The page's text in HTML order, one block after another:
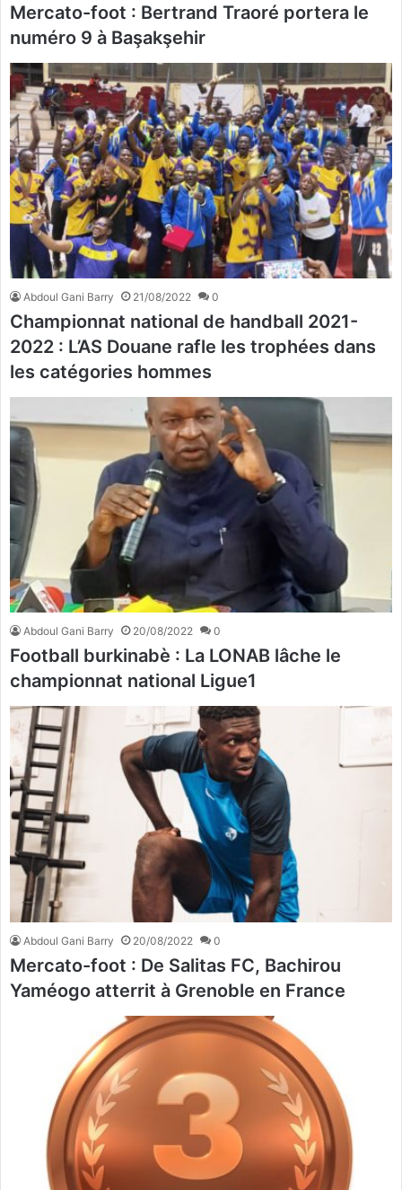
Mercato-foot : Bertrand Traoré portera le
numéro 9 à Başakşehir
Abdoul Gani Barry 21/08/2022 0
Championnat national de handball 2021-
2022 : L’AS Douane rafle les trophées dans
les catégories hommes
Abdoul Gani Barry 20/08/2022 0
Football burkinabè : La LONAB lâche le
championnat national Ligue1
Abdoul Gani Barry 20/08/2022 0
Mercato-foot : De Salitas FC, Bachirou
Yaméogo atterrit à Grenoble en France